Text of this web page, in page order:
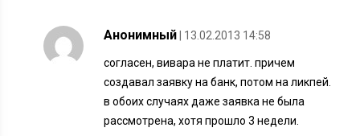
Анонимный | 13.02.2013 14:58
согласен, вивара не платит. причем
создавал заявку на банк, потом на ликпей.
в обоих случаях даже заявка не была
рассмотрена, хотя прошло 3 недели.